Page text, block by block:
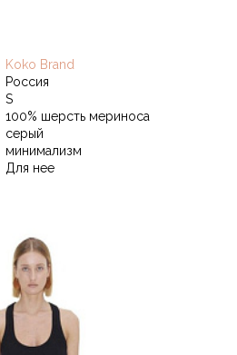
Koko Brand
Россия
S
100% шерсть мериноса
серый
минимализм
Для нее